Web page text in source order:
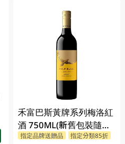
禾富巴斯黃牌系列梅洛紅
酒 750ML(新舊包裝隨機
發貨)
指定品牌送贈品 指定分類85折